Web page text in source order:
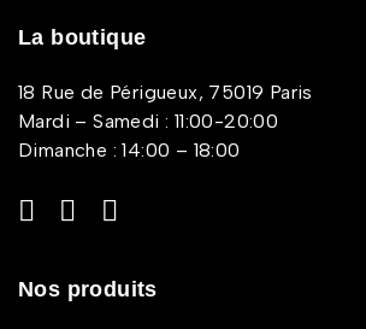
La boutique
18 Rue de Périgueux, 75019 Paris
Mardi – Samedi : 11:00-20:00
Dimanche : 14:00 – 18:00
Nos produits